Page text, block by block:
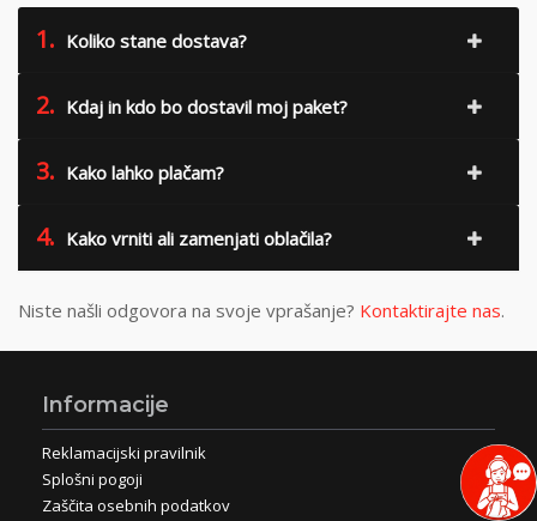
1. Koliko stane dostava?
2. Kdaj in kdo bo dostavil moj paket?
3. Kako lahko plačam?
4. Kako vrniti ali zamenjati oblačila?
Niste našli odgovora na svoje vprašanje? Kontaktirajte nas.
Informacije
Reklamacijski pravilnik
Splošni pogoji
Zaščita osebnih podatkov